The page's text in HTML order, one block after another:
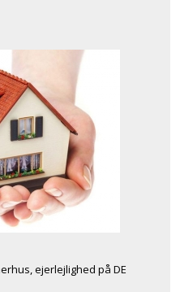
ejerlejlighed på DE